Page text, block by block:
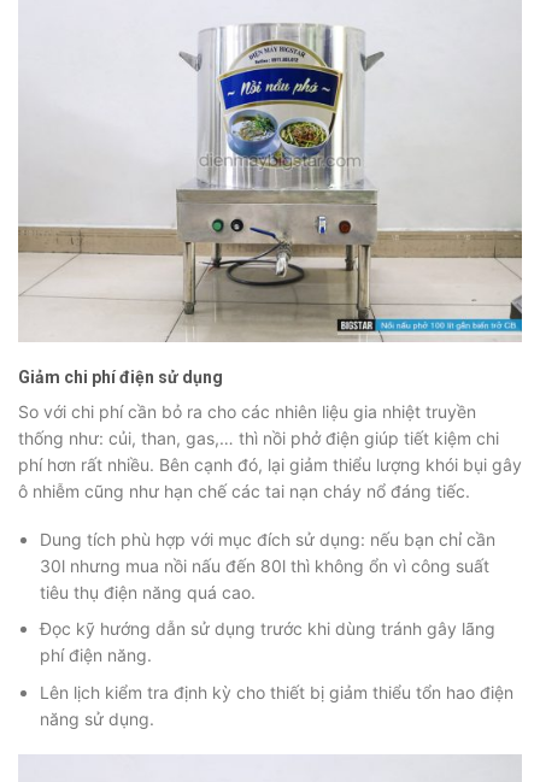
Giảm chi phí điện sử dụng
So với chi phí cần bỏ ra cho các nhiên liệu gia nhiệt truyền
thống như: củi, than, gas,… thì nồi phở điện giúp tiết kiệm chi
phí hơn rất nhiều. Bên cạnh đó, lại giảm thiểu lượng khói bụi gây
ô nhiễm cũng như hạn chế các tai nạn cháy nổ đáng tiếc.
Dung tích phù hợp với mục đích sử dụng: nếu bạn chỉ cần
30l nhưng mua nồi nấu đến 80l thì không ổn vì công suất
tiêu thụ điện năng quá cao.
Đọc kỹ hướng dẫn sử dụng trước khi dùng tránh gây lãng
phí điện năng.
Lên lịch kiểm tra định kỳ cho thiết bị giảm thiểu tổn hao điện
năng sử dụng.